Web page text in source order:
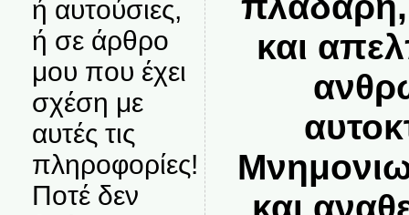
ή αυτούσιες,
ή σε άρθρο
μου που έχει
σχέση με
αυτές τις
πληροφορίες!
Ποτέ δεν
και